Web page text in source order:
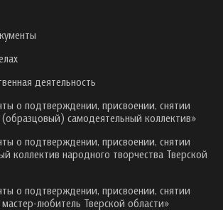
деятельность
о подтверждении, присвоении, снятии
самодеятельный коллектив»
о подтверждении, присвоении, снятии
коллектив народного творчества Тверской
о подтверждении, присвоении, снятии
любитель Тверской области»